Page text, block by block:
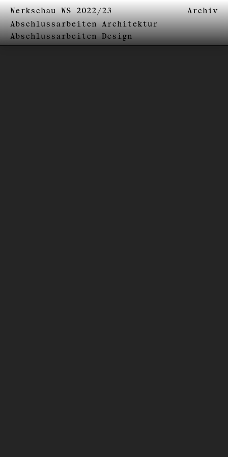
Werkschau WS 2022/23
Abschlussarbeiten Architektur
Abschlussarbeiten Design
Archiv